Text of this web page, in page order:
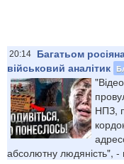
20:14
Багатьом
військовий аналітик
НПЗ,
абсолютну людяність", -